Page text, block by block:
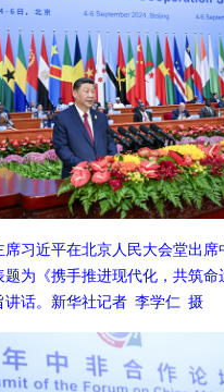
席习近平在北京人民大会堂出席
为《携手推进现代化，共筑命
讲话。新华社记者 李学仁 摄